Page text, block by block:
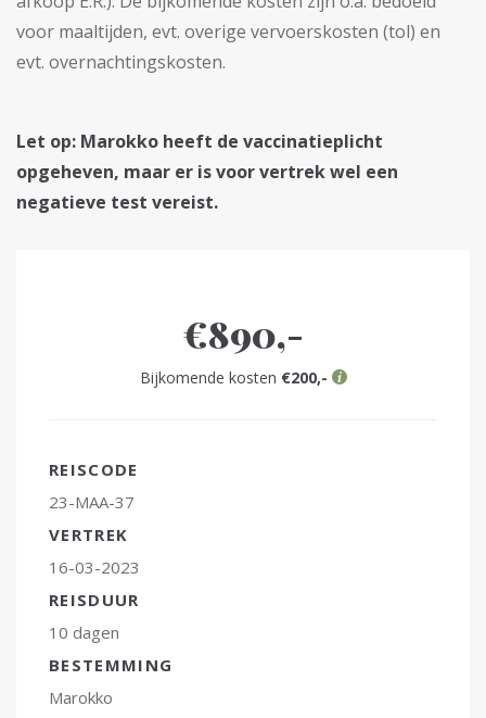
voor maaltijden, evt. overige vervoerskosten (tol) en
evt. overnachtingskosten.
Let op: Marokko heeft de vaccinatieplicht
opgeheven, maar er is voor vertrek wel een
negatieve test vereist.
€890,-
Bijkomende kosten €200,-
REISCODE
23-MAA-37
VERTREK
16-03-2023
REISDUUR
10 dagen
BESTEMMING
Marokko